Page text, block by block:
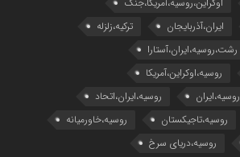
ایران،آذربایجان
ترکیه،زلزله
رشت،روسیه،ایران،آستارا
روسیه،اوکراین،آمریکا
روسیه،ایران
روسیه،ایران،اتحاد
روسیه،تاجیکستان
روسیه،خاورمیانه
روسیه،دریای سرخ